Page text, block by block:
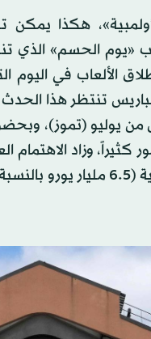
هكذا
«يوم الحسم»
وأكثر من 11300 رياضي،
كثيراً، وزاد
الدول للفوز بتنظيمها،